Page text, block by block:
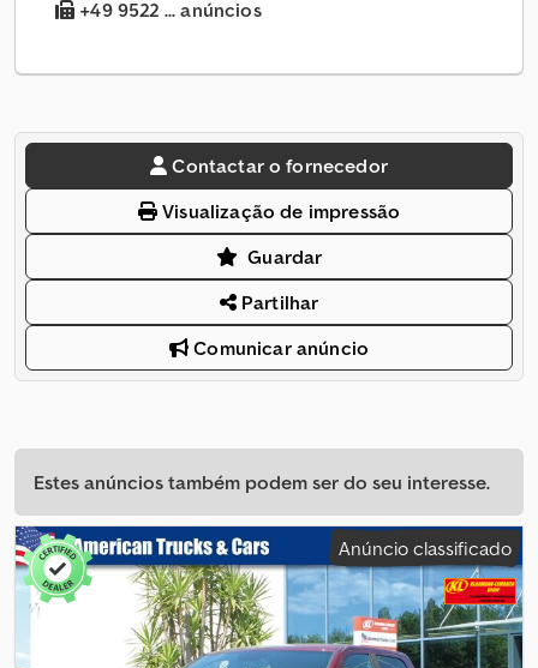
+49 9522 ... anúncios
Contactar o fornecedor
Visualização de impressão
Guardar
Partilhar
Comunicar anúncio
Estes anúncios também podem ser do seu interesse.
Anúncio classificado